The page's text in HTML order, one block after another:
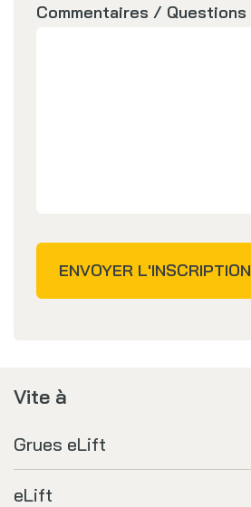
Commentaires / Questions
ENVOYER L'INSCRIPTION
Vite à
Grues eLift
eLift